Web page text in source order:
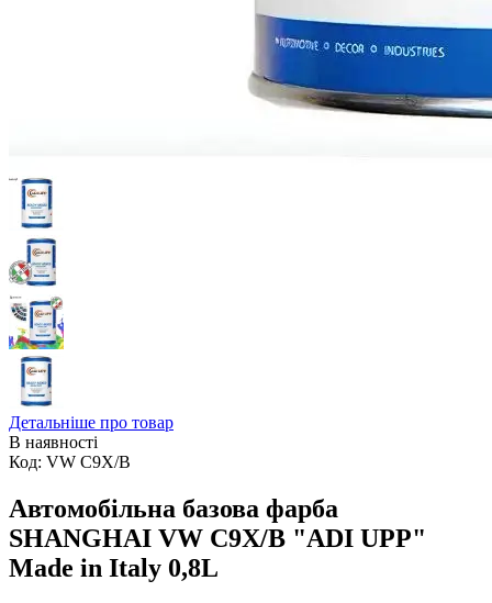
Детальніше про товар
В наявності
Код: VW C9X/B
Автомобільна базова фарба
SHANGHAI VW C9X/B "ADI UPP"
Made in Italy 0,8L